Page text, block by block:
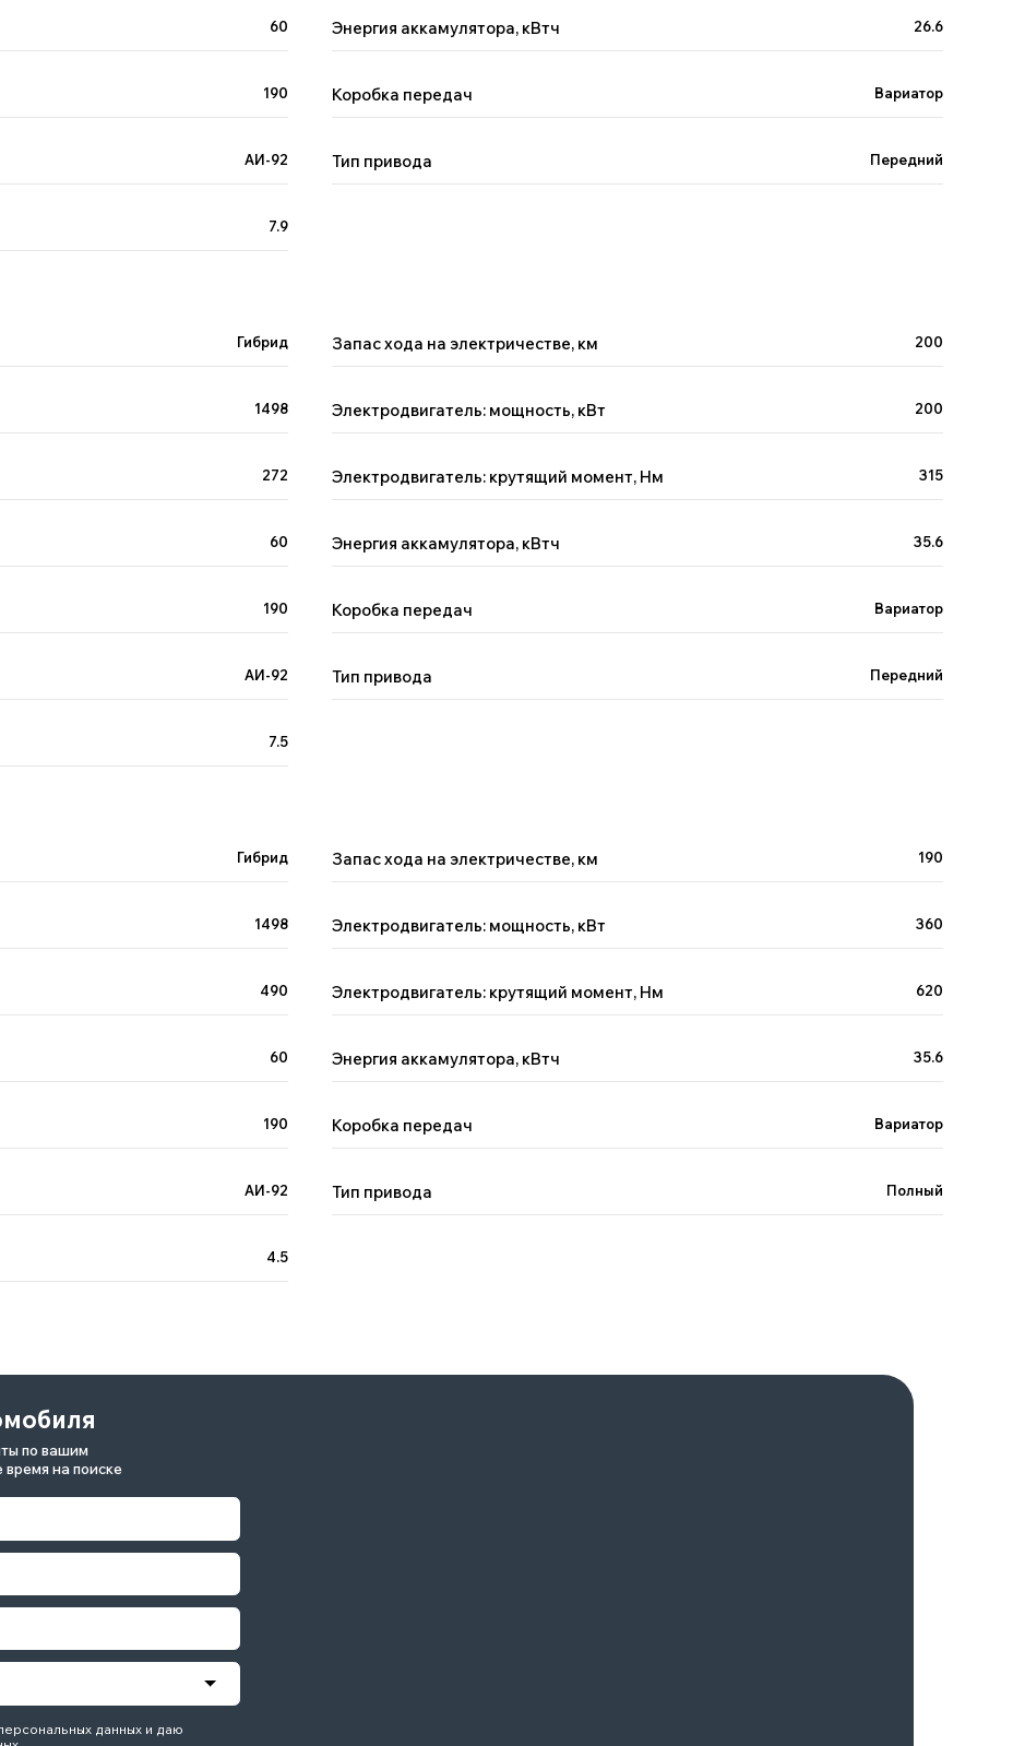
60
190
АИ-92
7.9
Энергия аккамулятора, кВтч 26.6
Коробка передач Вариатор
Тип привода Передний
Гибрид
1498
272
60
190
АИ-92
7.5
Запас хода на электричестве, км 200
Электродвигатель: мощность, кВт 200
Электродвигатель: крутящий момент, Нм 315
Энергия аккамулятора, кВтч 35.6
Коробка передач Вариатор
Тип привода Передний
Гибрид
1498
490
60
190
АИ-92
4.5
Запас хода на электричестве, км 190
Электродвигатель: мощность, кВт 360
Электродвигатель: крутящий момент, Нм 620
Энергия аккамулятора, кВтч 35.6
Коробка передач Вариатор
Тип привода Полный
поиске